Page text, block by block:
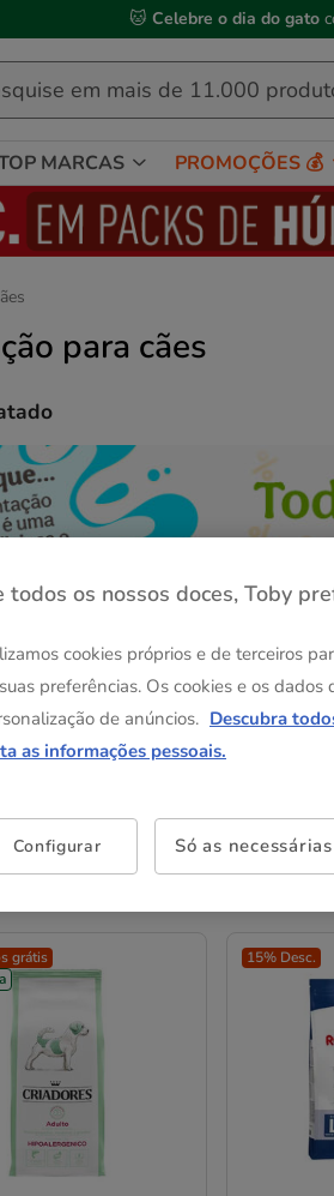
🐱 Celebre o dia do gato
MARCAS PROMOÇÕES 💰
para cães
grátis
15% Desc.
todos os nossos doces, Toby
cookies próprios e de terceiros
preferências. Os cookies e os
de anúncios. Descubra
as informações pessoais.
Configurar Só as necessárias